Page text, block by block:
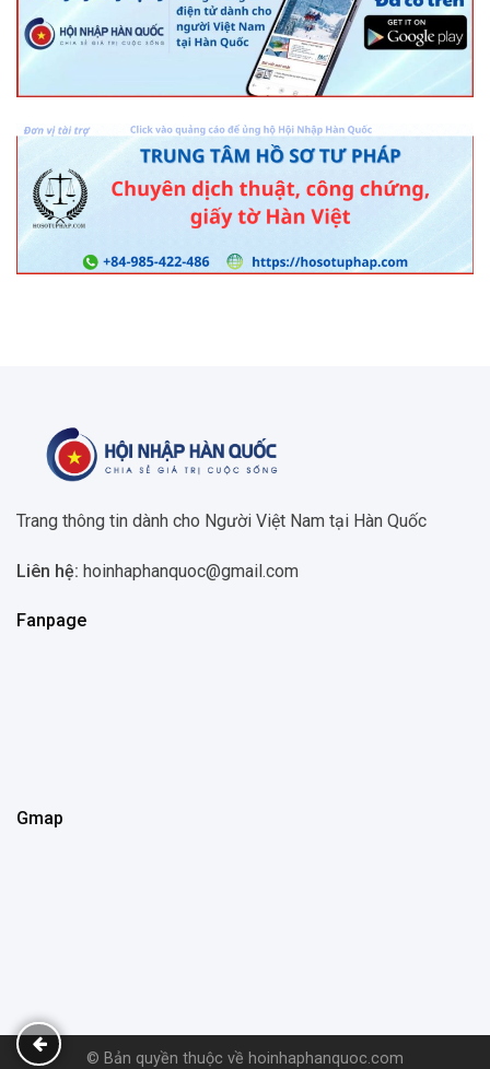
Trang thông tin dành cho Người Việt Nam tại Hàn Quốc
Liên hệ: hoinhaphanquoc@gmail.com
Fanpage
Gmap
© Bản quyền thuộc về hoinhaphanquoc.com